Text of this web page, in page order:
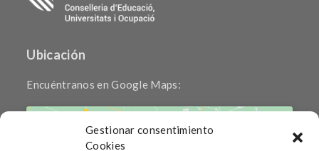
Gestionar consentimiento
Cookies
Ubicación
Encuéntranos en Google Maps: